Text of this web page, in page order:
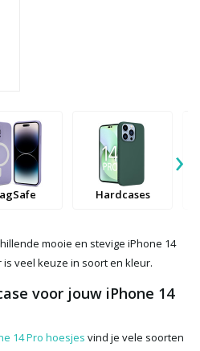
Hardcases
›
mooie en stevige iPhone 14
veel keuze in soort en kleur.
voor jouw iPhone 14
14 Pro hoesjes vind je vele soorten